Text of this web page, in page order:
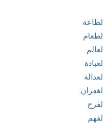
الطاعة
الطعام
العالم
العبادة
العدالة
الغفران
الفرح
الفهم